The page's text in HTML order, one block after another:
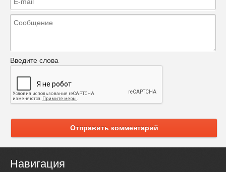
Введите слова
Отправить комментарий
Навигация